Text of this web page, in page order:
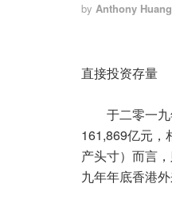
by Anthony Huang
直接投资存量
于二零一九
161,869亿元，
产头寸）而言
九年年底香港